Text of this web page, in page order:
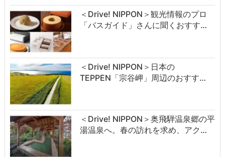
＜Drive! NIPPON＞観光情報のプロ
「バスガイド」さんに聞くおすす…
＜Drive! NIPPON＞日本の
TEPPEN「宗谷岬」周辺のおすす…
＜Drive! NIPPON＞奥飛騨温泉郷の平
湯温泉へ。春の訪れを求め、アク…